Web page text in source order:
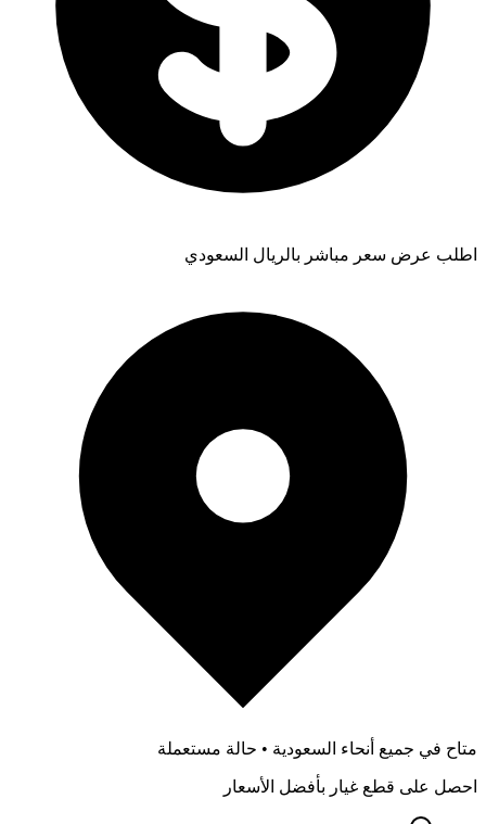
اطلب عرض سعر مباشر بالريال السعودي
متاح في جميع أنحاء السعودية • حالة مستعملة
احصل على قطع غيار بأفضل الأسعار